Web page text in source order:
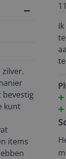
zilver.
bevestig
kunt
items
Ik